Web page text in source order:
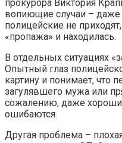
прокурора Виктория
вопиющие случаи – даже
полицейские не
«пропажа» и находилась.
В отдельных ситуациях
Опытный глаз
картину и понимает, что
загулявшего мужа или
сожалению, даже
ошибаются.
Другая проблема –